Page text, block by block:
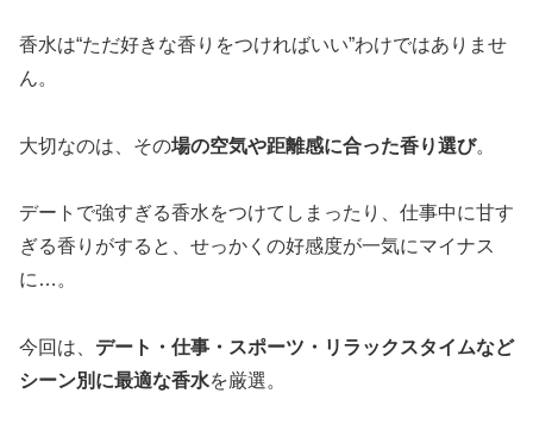
香水は“ただ好きな香りをつければいい”わけではありませ
ん。
大切なのは、その場の空気や距離感に合った香り選び。
デートで強すぎる香水をつけてしまったり、仕事中に甘す
ぎる香りがすると、せっかくの好感度が一気にマイナス
に…。
今回は、 デート・仕事・スポーツ・リラックスタイムなど
シーン別に最適な香水を厳選。